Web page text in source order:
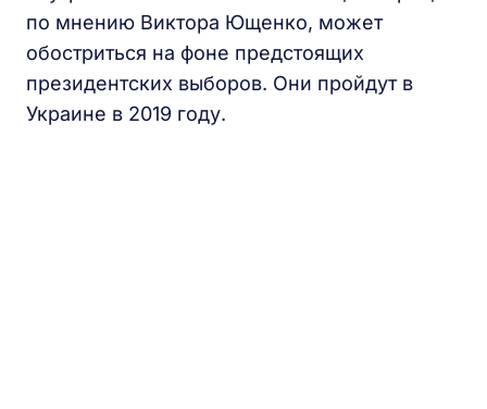
по мнению Виктора Ющенко, может
обостриться на фоне предстоящих
президентских выборов. Они пройдут в
Украине в 2019 году.